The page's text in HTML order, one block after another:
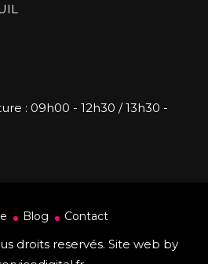
: 09h00 - 12h30 / 13h30 -
droits reservés. Site web by
Blog Contact